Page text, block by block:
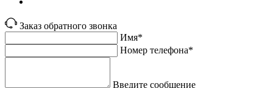
Заказ обратного звонка
Имя*
Номер телефона*
Введите сообщение